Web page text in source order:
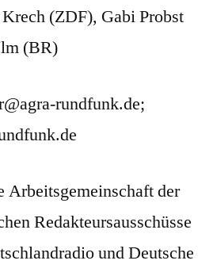
(ZDF), Gabi Probst
(BR)
rundfunk.de;
der
Redakteursausschüsse
und Deutsche